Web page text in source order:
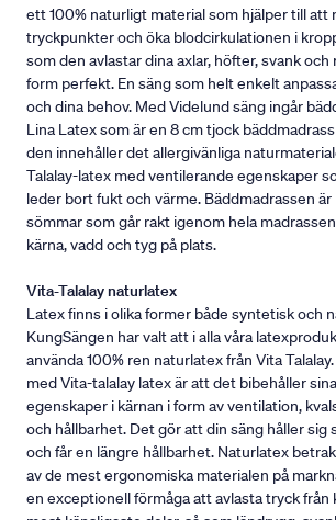
ett 100% naturligt material som hjälper till att
tryckpunkter och öka blodcirkulationen i
som den avlastar dina axlar, höfter, svank
form perfekt. En säng som helt enkelt
och dina behov. Med Videlund säng ingår
Lina Latex som är en 8 cm tjock
den innehåller det allergivänliga
Talalay-latex med ventilerande egenskaper
leder bort fukt och värme. Bäddmadrassen
sömmar som går rakt igenom hela
kärna, vadd och tyg på plats.
Vita-Talalay naturlatex
Latex finns i olika former både syntetisk och
KungSängen har valt att i alla våra
använda 100% ren naturlatex från Vita
med Vita-talalay latex är att det bibehåller
egenskaper i kärnan i form av ventilation,
och hållbarhet. Det gör att din säng håller sig
och får en längre hållbarhet. Naturlatex
av de mest ergonomiska materialen på
en exceptionell förmåga att avlasta tryck från